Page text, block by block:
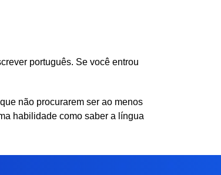
português. Se você entrou
não procurarem ser ao menos
habilidade como saber a língua